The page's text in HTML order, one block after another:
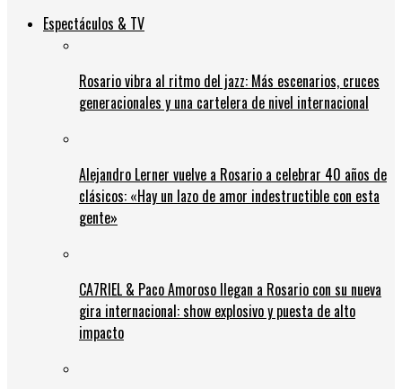
Espectáculos & TV
Rosario vibra al ritmo del jazz: Más escenarios, cruces
generacionales y una cartelera de nivel internacional
Alejandro Lerner vuelve a Rosario a celebrar 40 años de
clásicos: «Hay un lazo de amor indestructible con esta
gente»
CA7RIEL & Paco Amoroso llegan a Rosario con su nueva
gira internacional: show explosivo y puesta de alto
impacto